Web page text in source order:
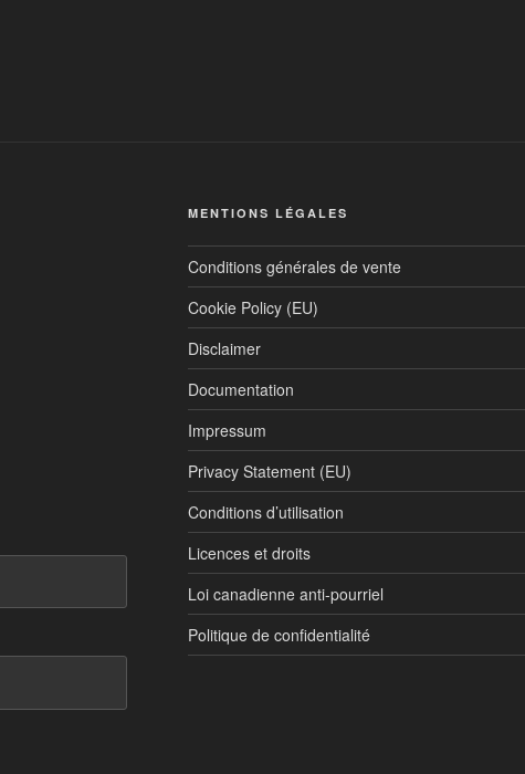
MENTIONS LÉGALES
Conditions générales de vente
Cookie Policy (EU)
Disclaimer
Documentation
Impressum
Privacy Statement (EU)
Conditions d’utilisation
Licences et droits
Loi canadienne anti-pourriel
Politique de confidentialité